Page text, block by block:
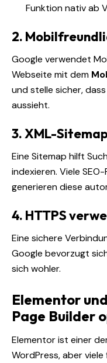
Funktion nativ ab
2.
Google verwendet
Webseite mit dem
und stelle sicher,
aussieht.
3. XML-
Eine Sitemap hilft
indexieren. Viele
generieren diese
4. HTTPS
Eine sichere
Google bevorzugt
sich wohler.
Elementor
Page Builder
Elementor ist einer
WordPress, aber